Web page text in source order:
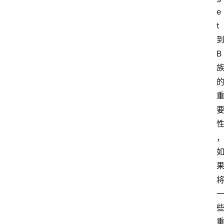
e
t
到
B
族
的
重
要
性
，
如
果
将
一
些
重